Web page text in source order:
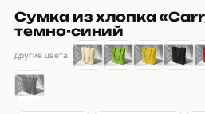
Сумка из хлопка
темно-синий
другие цвета: